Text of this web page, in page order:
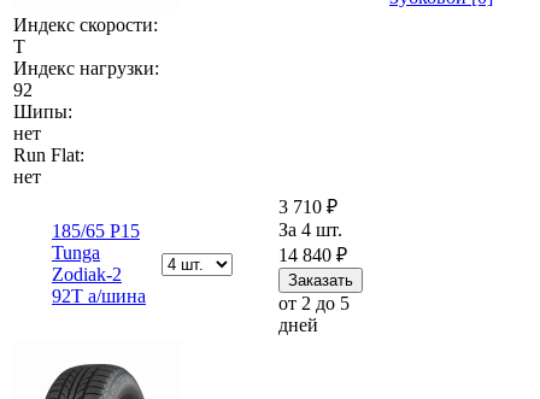
Индекс скорости:
T
Индекс нагрузки:
92
Шипы:
нет
Run Flat:
нет
185/65 Р15
Tunga
Zodiak-2
92T а/шина
3 710 ₽
За 4 шт.
14 840 ₽
от 2 до 5
дней